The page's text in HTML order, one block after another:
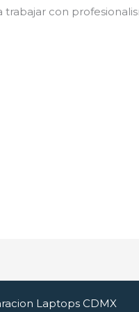
trabajar con
Laptops CDMX